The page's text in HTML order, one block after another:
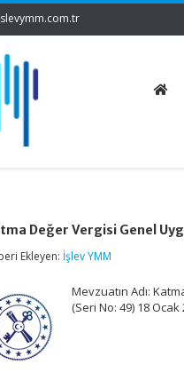
Değer Vergisi Genel
Ekleyen: İşlev YMM
Mevzuatın Adı:
(Seri No: 49) 18